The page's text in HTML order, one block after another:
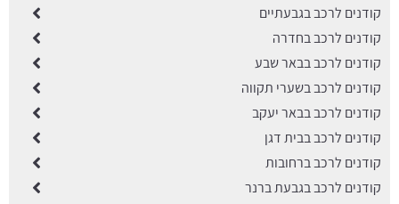
קודנים לרכב בגבעתיים
קודנים לרכב בחדרה
קודנים לרכב בבאר שבע
קודנים לרכב בשערי תקווה
קודנים לרכב בבאר יעקב
קודנים לרכב בבית דגן
קודנים לרכב ברחובות
קודנים לרכב בגבעת ברנר